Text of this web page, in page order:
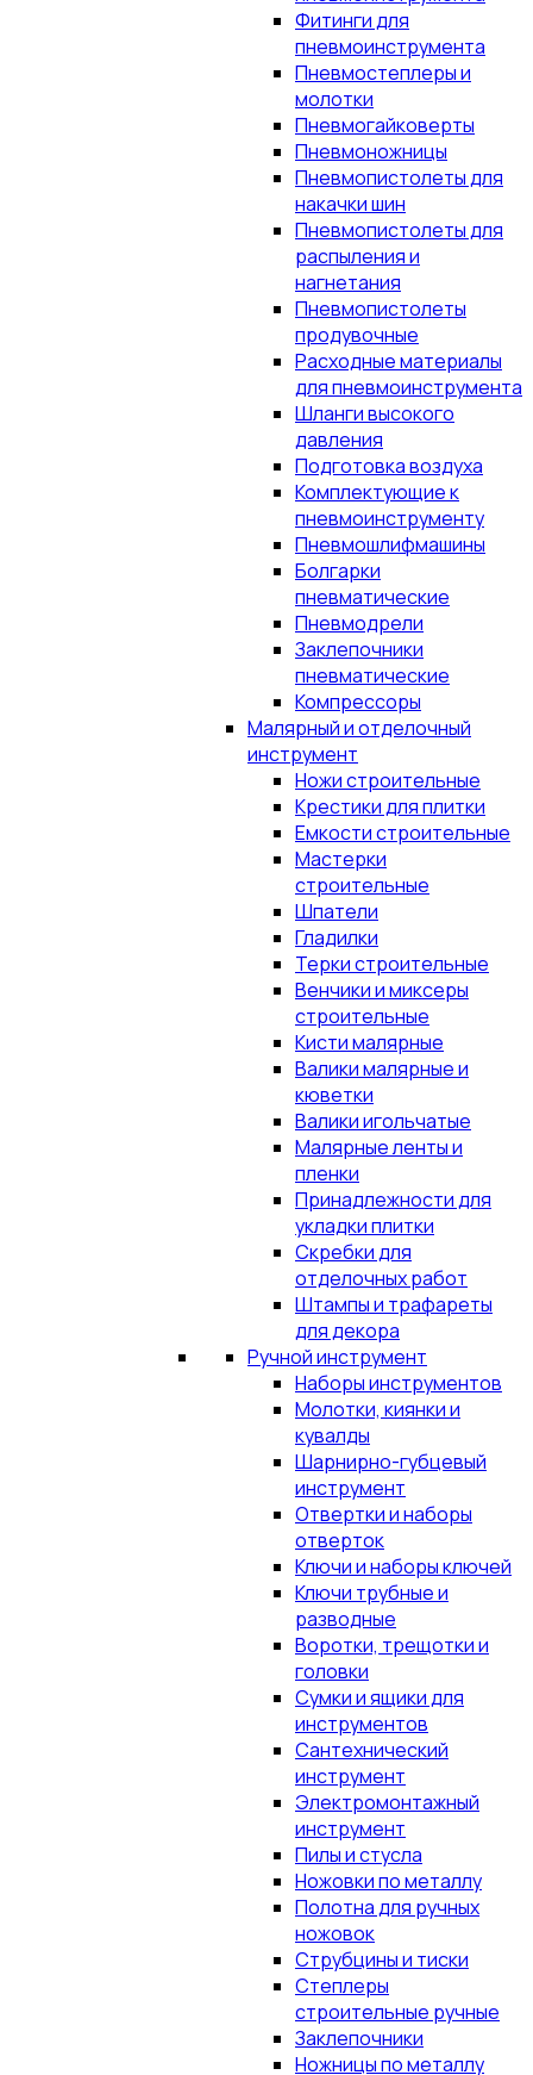
Фитинги для
пневмоинструмента
Пневмостеплеры и
молотки
Пневмогайковерты
Пневмоножницы
Пневмопистолеты для
накачки шин
Пневмопистолеты для
распыления и
нагнетания
Пневмопистолеты
продувочные
Расходные материалы
для пневмоинструмента
Шланги высокого
давления
Подготовка воздуха
Комплектующие к
пневмоинструменту
Пневмошлифмашины
Болгарки
пневматические
Пневмодрели
Заклепочники
пневматические
Компрессоры
Малярный и отделочный
инструмент
Ножи строительные
Крестики для плитки
Емкости строительные
Мастерки
строительные
Шпатели
Гладилки
Терки строительные
Венчики и миксеры
строительные
Кисти малярные
Валики малярные и
кюветки
Валики игольчатые
Малярные ленты и
пленки
Принадлежности для
укладки плитки
Скребки для
отделочных работ
Штампы и трафареты
для декора
Ручной инструмент
Наборы инструментов
Молотки, киянки и
кувалды
Шарнирно-губцевый
инструмент
Отвертки и наборы
отверток
Ключи и наборы ключей
Ключи трубные и
разводные
Воротки, трещотки и
головки
Сумки и ящики для
инструментов
Сантехнический
инструмент
Электромонтажный
инструмент
Пилы и стусла
Ножовки по металлу
Полотна для ручных
ножовок
Струбцины и тиски
Степлеры
строительные ручные
Заклепочники
Ножницы по металлу